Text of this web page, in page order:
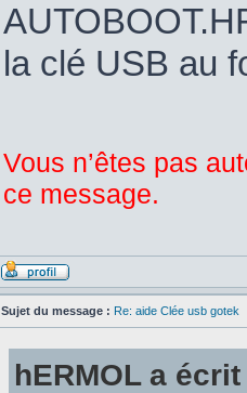
la clé USB au
Vous n’êtes pas
ce message.
Sujet du message : Re: aide Clée usb gotek
hERMOL a